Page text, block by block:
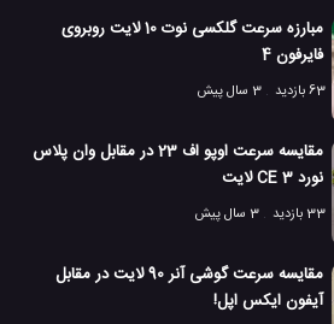
بررسی تکنولوژی موبایل نقد و بررسیمبارزه سرعت گلکسی نوت 10 لایت روبروی
فایرفون 4
63 بازدید
3 سال پیش
مقایسه سرعت اوپو اف 23 در مقابل وان پلاس
نورد CE 3 لایت
33 بازدید
3 سال پیش
مقایسه سرعت گوشی آنر 90 لایت در مقابل
آیفون ایکس اپل!